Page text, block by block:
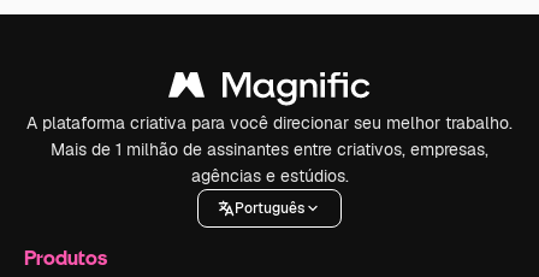
A plataforma criativa para você direcionar seu melhor trabalho.
Mais de 1 milhão de assinantes entre criativos, empresas,
agências e estúdios.
Português
Produtos